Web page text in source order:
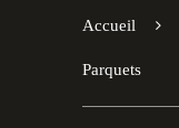
Accueil
Parquets